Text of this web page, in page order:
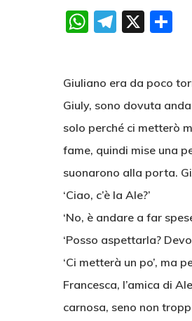
WhatsApp
X
Giuliano era da poco
Giuly, sono dovuta
solo perché ci metterò
fame, quindi mise una
suonarono alla porta.
‘Ciao, c’è la Ale?’
‘No, è andare a far
‘Posso aspettarla?
‘Ci metterà un po’, ma
Francesca, l’amica di
carnosa, seno non